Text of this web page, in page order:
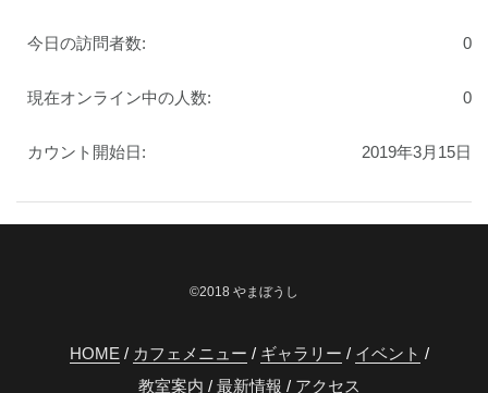
0
今日の訪問者数:
0
現在オンライン中の人数:
2019年3月15日
カウント開始日:
©2018 やまぼうし
HOME カフェメニュー ギャラリー
イベント
教室案内
最新情報 アクセス